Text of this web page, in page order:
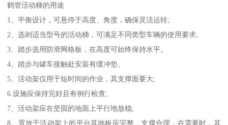
鹤管活动梯的用途
1、平衡设计，可悬停于高度、角度，确保灵活运转;
2、选则适当型号的活动梯，可满足不同类型车辆的使用要求;
3、踏步选用防滑网格板，在高度可始终保持水平。
4、踏步与罐车接触处安装有缓冲垫。
5、活动架仅用于短时间的作业，其支撑面要大;
6.设施应保持完好且有例行检查;
7、活动架应在坚固的地面上平行地放稳;
8、置放于活动架上的平台其地板应完整、支撑合理，在需要时，其